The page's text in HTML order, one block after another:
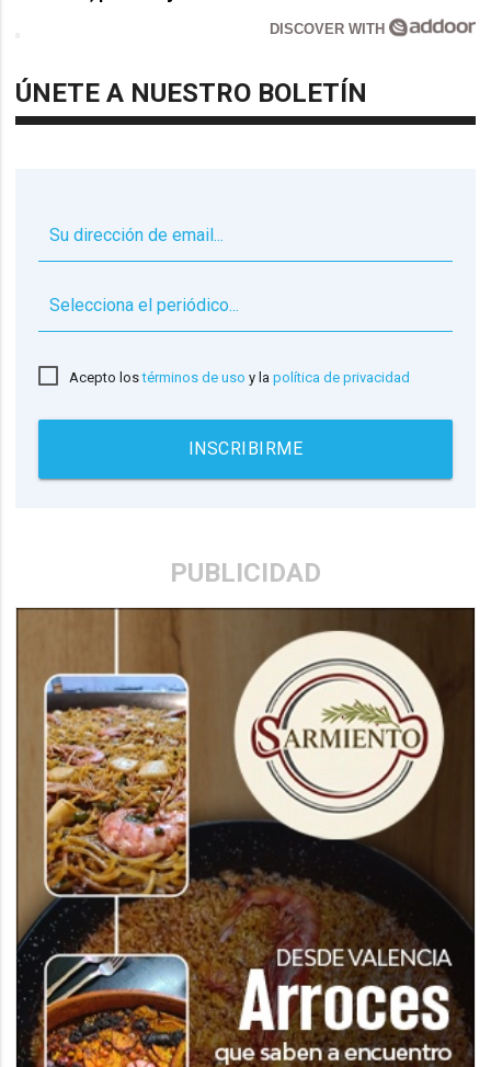
DISCOVER WITH
ÚNETE A NUESTRO BOLETÍN
Acepto lostérminos de uso y lapolítica de privacidad
INSCRIBIRME
PUBLICIDAD